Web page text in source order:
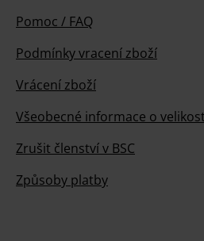
Pomoc / FAQ
Podmínky vracení zboží
Vrácení zboží
Všeobecné informace o
Zrušit členství v BSC
Způsoby platby